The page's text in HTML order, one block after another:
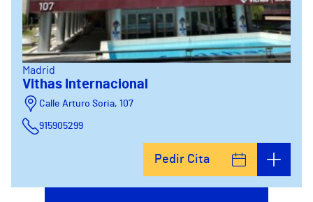
Madrid
Vithas Internacional
Calle Arturo Soria, 107
915905299
Pedir Cita